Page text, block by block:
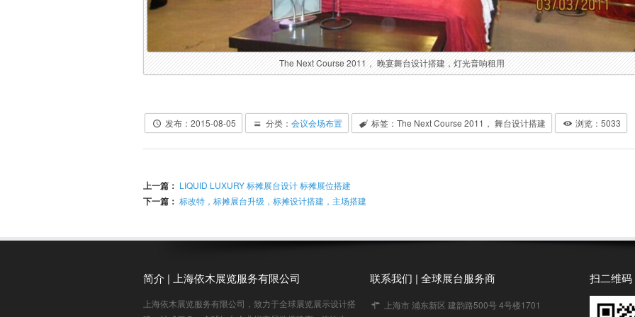
The Next Course 2011， 晚宴舞台设计搭建，灯光音响租用
发布：2015-08-05 分类： 会议会场布置 标签：The Next Course 2011， 舞台设计搭建 浏览：5033
上一篇： LIQUID LUXURY 标摊展台设计 标摊展位搭建
下一篇： 标改特，标摊展台升级，标摊设计搭建，主场搭建
简介 | 上海依木展览服务有限公司
上海依木展览服务有限公司，致力于全球展览展示设计搭
联系我们 | 全球展台服务商
上海市 浦东新区 建韵路500号 4号楼1701
扫二维